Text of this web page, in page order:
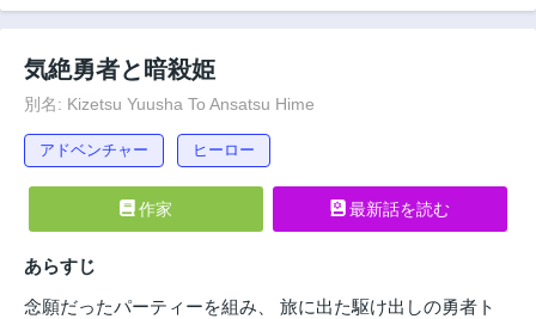
気絶勇者と暗殺姫
別名: Kizetsu Yuusha To Ansatsu Hime
アドベンチャー ヒーロー
作家 最新話を読む
あらすじ
念願だったパーティーを組み、 旅に出た駆け出しの勇者ト